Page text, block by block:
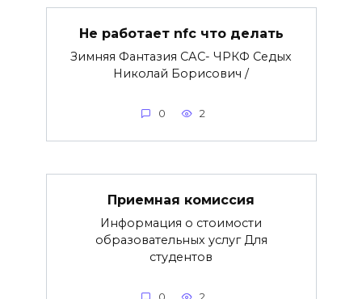
Не работает nfc что делать
Зимняя Фантазия САС- ЧРКФ Седых
Николай Борисович /
0 2
Приемная комиссия
Информация о стоимости
образовательных услуг Для
студентов